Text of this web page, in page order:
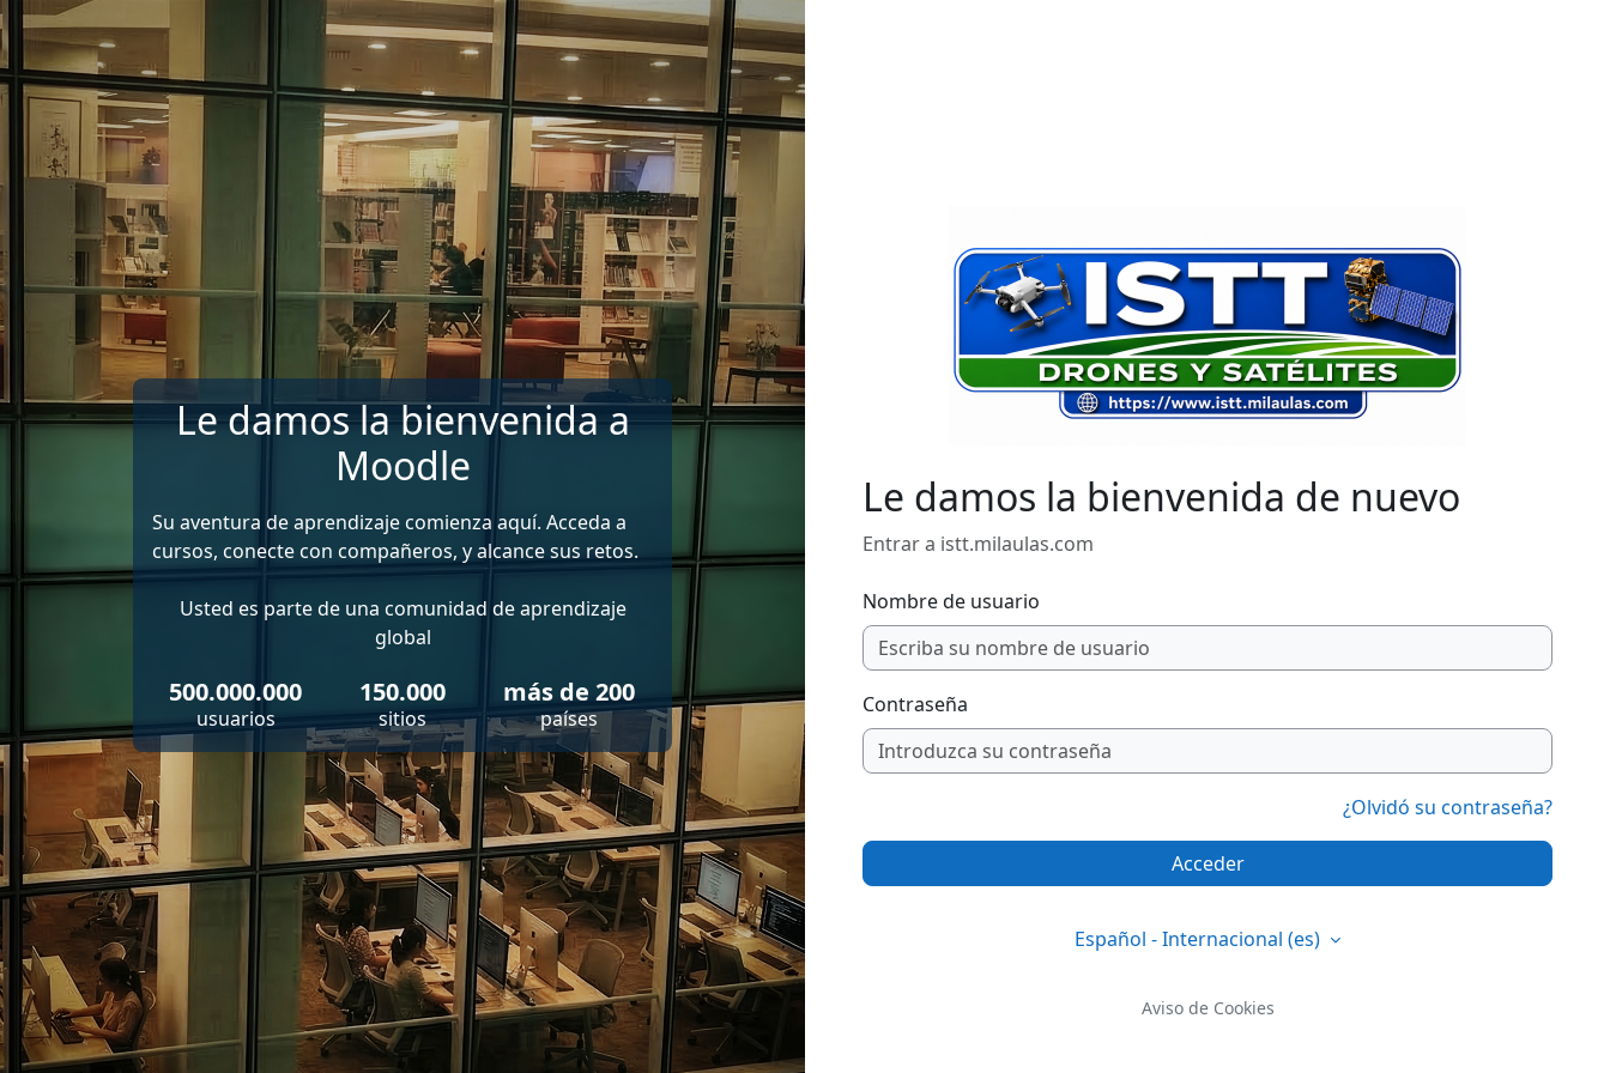
Salta al contenido principal
Le damos la bienvenida a
Moodle
Su aventura de aprendizaje comienza aquí. Acceda a
cursos, conecte con compañeros, y alcance sus retos.
Usted es parte de una comunidad de aprendizaje
global
500.000.000
usuarios
150.000
sitios
más de 200
países
Le damos la bienvenida de nuevo
Entrar a istt.milaulas.com
Nombre de usuario
Contraseña
¿Olvidó su contraseña?
Acceder
Español - Internacional ‎(es)‎
Aviso de Cookies